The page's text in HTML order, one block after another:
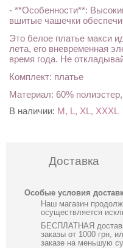
- **Особенности**:
вшитые чашечки
Это белое платье макси
лета, его вневременная
время года. Не
Комплект: платье
Материал: 60%
В наличии: M, L, XL, XXXL
Доставка
Особые условия
Наш магазин
осуществляется
БЕСПЛАТНАЯ
заказы от 1000 грн,
заказе на меньшую